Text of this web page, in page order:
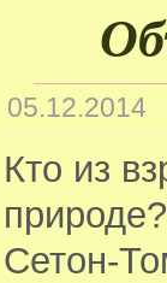
05.12.2014
Кто из
Сетон-